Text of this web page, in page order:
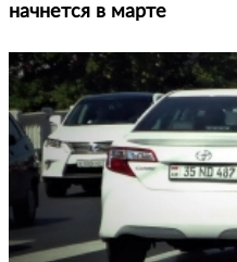
начнется в марте